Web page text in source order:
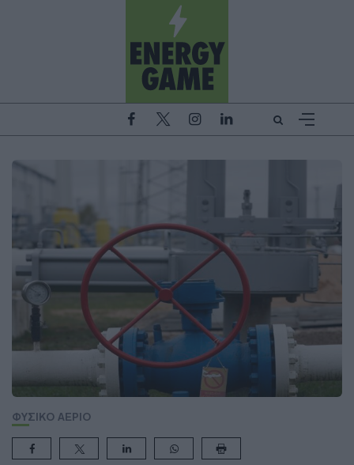
ΦΥΣΙΚΟ ΑΕΡΙΟ